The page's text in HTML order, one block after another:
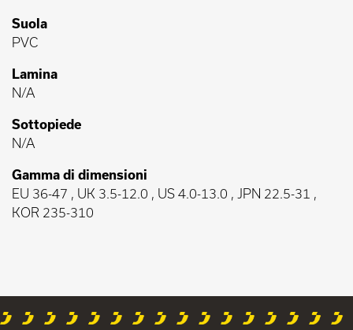
Suola
PVC
Lamina
N/A
Sottopiede
N/A
Gamma di dimensioni
EU 36-47 , UK 3.5-12.0 , US 4.0-13.0 , JPN 22.5-31 ,
KOR 235-310